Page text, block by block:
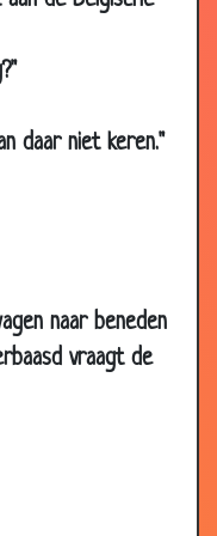
daar niet keren."
naar beneden
vraagt de
3.17
3.67